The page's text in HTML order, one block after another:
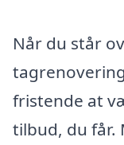
Når du står
fristende at
tilbud, du får.